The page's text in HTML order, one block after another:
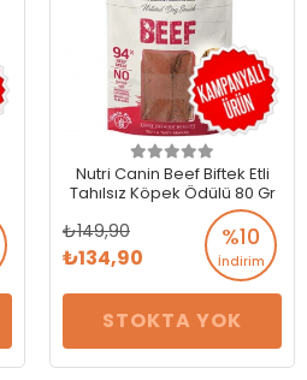
Nutri Canin Beef Biftek Etli
Tahılsız Köpek Ödülü 80 Gr
%10
İndirim
149,90
134,90
STOKTA YOK